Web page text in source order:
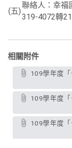
(五)
聯絡人：幸福
319-4072轉
相關附件